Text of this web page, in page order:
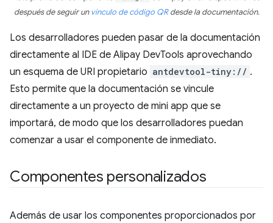
después de seguir unvínculo de código QRdesde la documentación.
Los desarrolladores pueden pasar de la documentación
directamente al IDE de Alipay DevTools aprovechando
un esquema de URI propietario antdevtool-tiny:// .
Esto permite que la documentación se vincule
directamente a un proyecto de mini app que se
importará, de modo que los desarrolladores puedan
comenzar a usar el componente de inmediato.
Componentes personalizados
Además de usar los componentes proporcionados por